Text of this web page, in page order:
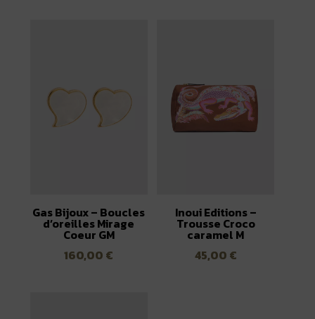
Gas Bijoux – Boucles
d’oreilles Mirage
Coeur GM
160,00 €
Inoui Editions –
Trousse Croco
caramel M
45,00 €